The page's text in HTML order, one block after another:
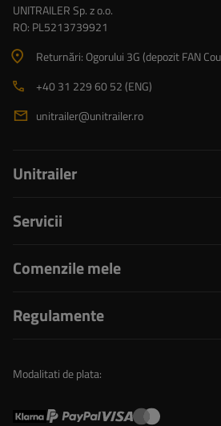
UNITRAILER Sp. z o.o.
RO: PL5213739921
Returnări: Ogorului 3G (depozit FAN
+40 31 229 60 52 (ENG)
unitrailer@unitrailer.ro
Unitrailer
Servicii
Comenzile mele
Regulamente
Modalitati de plata: